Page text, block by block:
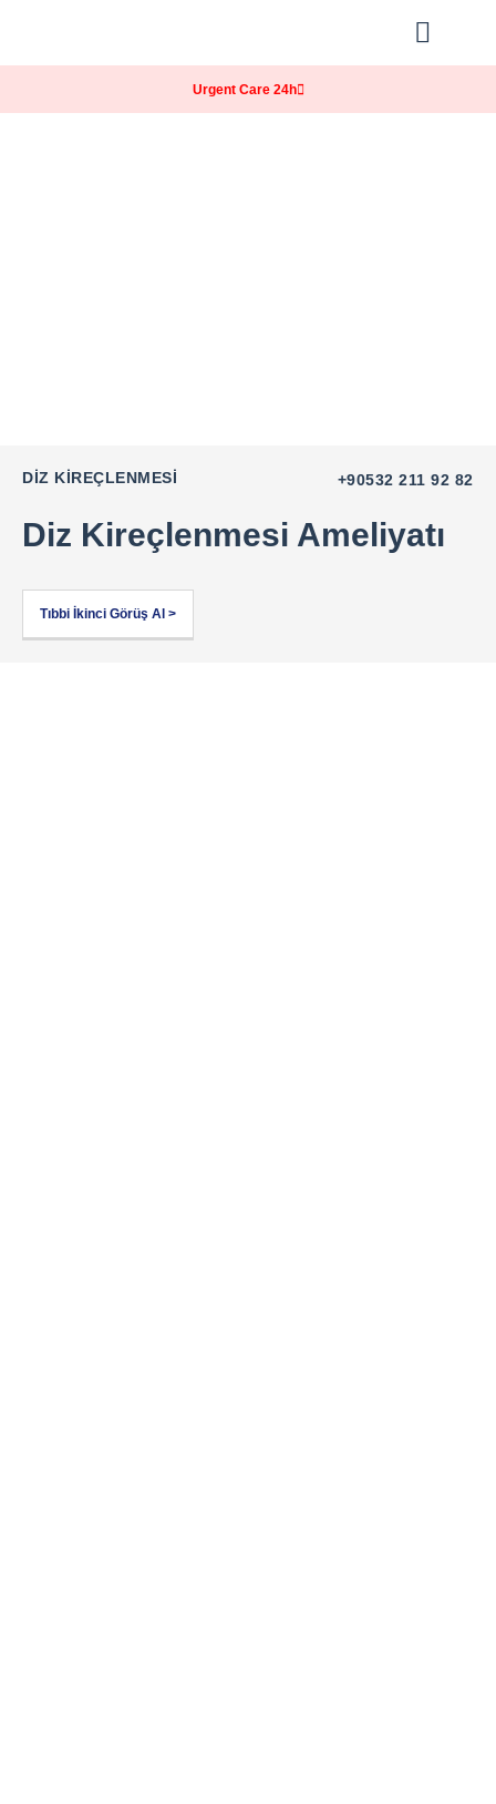
Urgent Care 24h
DIZ KIREÇLENMESI +90532 211 92 82
Diz Kireçlenmesi Ameliyatı
Tıbbi İkinci Görüş Al >